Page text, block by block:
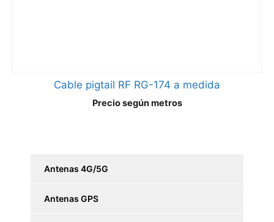
Cable pigtail RF RG-174 a medida
Precio según metros
Antenas 4G/5G
Antenas GPS